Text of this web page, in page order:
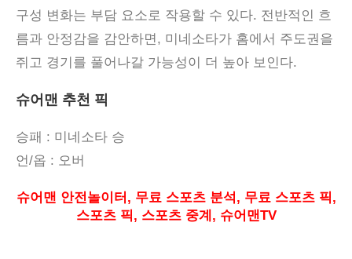
구성 변화는 부담 요소로 작용할 수 있다. 전반적인 흐
름과 안정감을 감안하면 , 미네소타가 홈에서 주도권을
쥐고 경기를 풀어나갈 가능성이 더 높아 보인다.
슈어맨 추천 픽
승패 : 미네소타 승
언/옵 : 오버
슈어맨 안전놀이터 , 무료 스포츠 분석, 무료 스포츠 픽,
스포츠 픽, 스포츠 중계 , 슈어맨TV